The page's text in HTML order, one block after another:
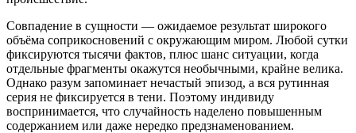
Совпадение в сущности — ожидаемое результат широкого
объёма соприкосновений c окружающим миром. Любой сутки
фиксируются тысячи фактов, плюс шанс ситуации, когда
отдельные фрагменты окажутся необычными, крайне велика.
Однако разум запоминает нечастый эпизод, а вся рутинная
серия не фиксируется в тени. Поэтому индивиду
воспринимается, что случайность наделено повышенным
содержанием или даже нередко предзнаменованием.